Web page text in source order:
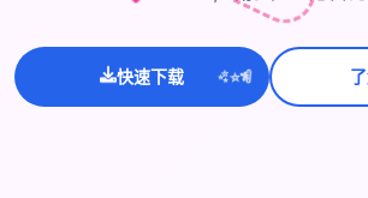
快速下载 ✨⭐💫